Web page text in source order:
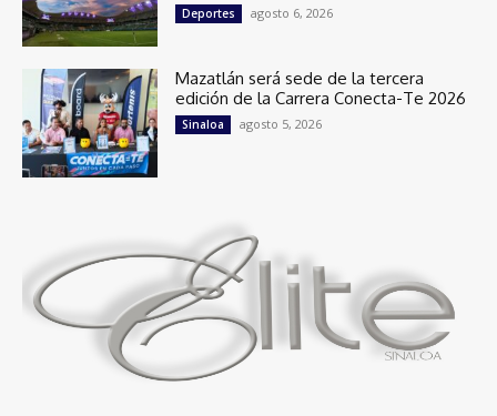
Deportes agosto 6, 2026
Mazatlán será sede de la tercera
edición de la Carrera Conecta-Te 2026
Sinaloa agosto 5, 2026